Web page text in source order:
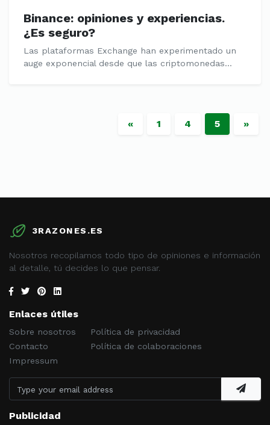
Binance: opiniones y experiencias.
¿Es seguro?
Las plataformas Exchange han experimentado un
auge exponencial desde que las criptomonedas...
« 1 4 5 »
3RAZONES.ES
Nosotros recopilamos todo tipo de opiniones e información
al detalle, tú decides lo que pensar.
Enlaces útiles
Sobre nosotros
Contacto
Impressum
Política de privacidad
Política de colaboraciones
Publicidad